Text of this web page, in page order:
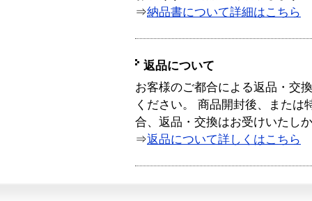
⇒納品書について詳細はこちら
返品について
お客様のご都合による返品・交
ください。 商品開封後、または
合、返品・交換はお受けいたし
⇒返品について詳しくはこちら